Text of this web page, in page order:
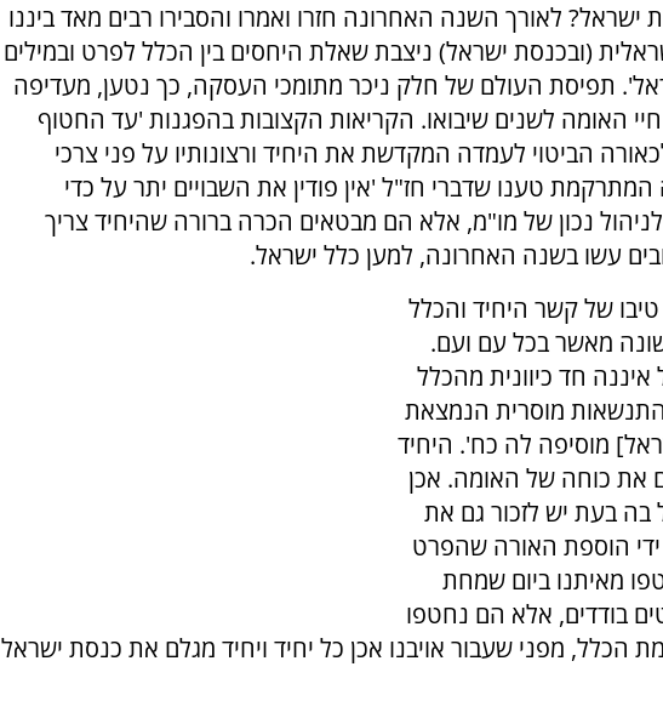
לאורך השנה האחרונה חזרו ואמרו והסבירו רבים מאד ביננו
(ובכנסת ישראל) ניצבת שאלת היחסים בין הכלל לפרט ובמילים
תפיסת העולם של חלק ניכר מתומכי העסקה, כך נטען, מעדיפה
האומה לשנים שיבואו. הקריאות הקצובות בהפגנות 'עד החטוף
הביטוי לעמדה המקדשת את היחיד ורצונותיו על פני צרכי
טענו שדברי חז"ל 'אין פודין את השבויים יתר על כדי
נכון של מו"מ, אלא הם מבטאים הכרה ברורה שהיחיד צריך
עשו בשנה האחרונה, למען כלל ישראל.
של קשר היחיד והכלל
מאשר בכל עם ועם.
איננה חד כיוונית מהכלל
התנשאות מוסרית הנמצאת
מוסיפה לה כח'. היחיד
את כוחה של האומה. אכן
בה בעת יש לזכור גם את
הוספת האורה שהפרט
מאיתנו ביום שמחת
בודדים, אלא הם נחטפו
הכלל, מפני שעבור אויבנו אכן כל יחיד ויחיד מגלם את כנסת ישראל